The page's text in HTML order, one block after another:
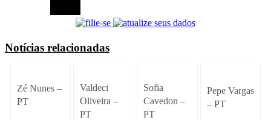
Notícias relacionadas
Zé Nunes –
PT
Valdeci
Oliveira –
PT
Sofia
Cavedon –
PT
Pepe Vargas
– PT